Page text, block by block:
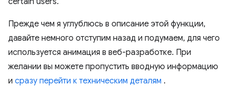
Прежде чем я углублюсь в описание этой функции,
давайте немного отступим назад и подумаем, для чего
используется анимация в веб-разработке. При
желании вы можете пропустить вводную информацию
и сразу перейти к техническим деталям .